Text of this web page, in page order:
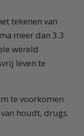
tekenen van
meer dan 3.3
wereld
leven te
te voorkomen
houdt, drugs